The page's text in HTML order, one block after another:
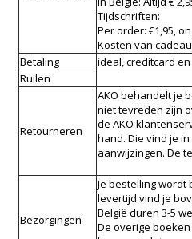
Tijdschriften:
Per order: €1,95,
Kosten van
Betaling
ideal, creditcard
Ruilen
Retourneren
AKO behandelt je
niet tevreden zijn
de AKO
hand. Die vind je
aanwijzingen. De
Bezorgingen
Je bestelling wordt
levertijd vind je
België duren 3-5
De overige